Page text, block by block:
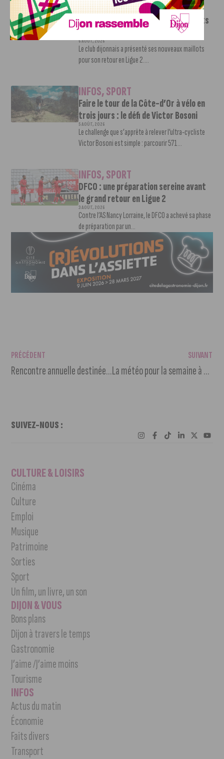
INFOS,SPORT
Le DFCO dévoile ses nouveaux maillots
pour la saison 2026-2027
6 AOÛT, 2026
Le club dijonnais a présenté ses nouveaux maillots
pour son retour en Ligue 2....
INFOS,SPORT
Faire le tour de la Côte-d’Or à vélo en
trois jours : le défi de Victor Bosoni
5 AOÛT, 2026
Le challenge que s’apprête à relever l’ultra-cycliste
Victor Bosoni est simple : parcourir 571...
INFOS,SPORT
DFCO : une préparation sereine avant
le grand retour en Ligue 2
3 AOÛT, 2026
Contre l’AS Nancy Lorraine, le DFCO a achevé sa phase
de préparation par un...
PRÉCÉDENT
Rencontre annuelle destinée aux nouveaux résidents de la Côte-d’Or
SUIVANT
La météo pour la semaine à venir
SUIVEZ-NOUS :
CULTURE & LOISIRS
Cinéma
Culture
Emploi
Musique
Patrimoine
Sorties
Sport
Un film, un livre, un son
DIJON & VOUS
Bons plans
Dijon à travers le temps
Gastronomie
J’aime /J’aime moins
Tourisme
INFOS
Actus du matin
Économie
Faits divers
Transport